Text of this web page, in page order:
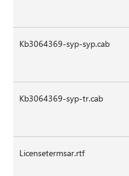
Kb3064369-syp-syp.cab
Kb3064369-syp-tr.cab
Licensetermsar.rtf